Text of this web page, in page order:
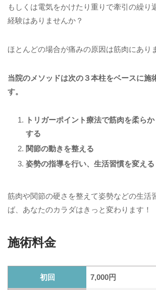
もしくは電気をかけたり重りで牽引の繰り
経験はありませんか？
ほとんどの場合が痛みの原因は筋肉にあり
当院のメソッドは次の３本柱をベースに施
す。
トリガーポイント療法で筋肉を柔ら
する
関節の動きを整える
姿勢の指導を行い、生活習慣を変える
筋肉や関節の硬さを整えて姿勢などの生活
ば、あなたのカラダはきっと変わります！
施術料金
初回 7,000円